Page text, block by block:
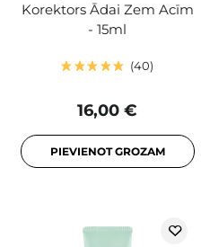
Korektors Ādai Zem Acīm
- 15ml
40
16,00 €
PIEVIENOT GROZAM